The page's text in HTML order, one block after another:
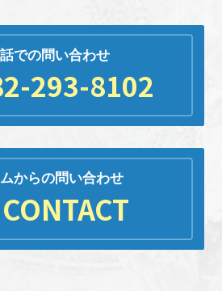
での問い合わせ
293-8102
からの問い合わせ
CONTACT